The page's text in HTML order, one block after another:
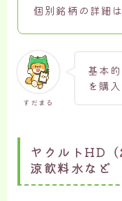
個別銘柄の詳細は
すだまる
基本
を購
ヤクルトHD
涼飲料水など